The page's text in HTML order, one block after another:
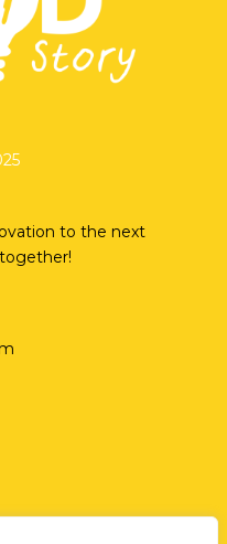
to the next